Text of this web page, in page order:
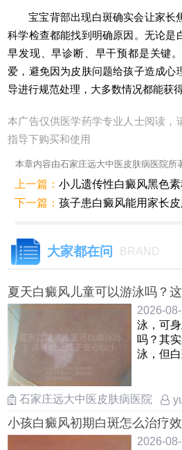
宝宝背部出现白斑确实会让家长
科学检查都能找到明确原因。无论是
早发现、早诊断、早干预都是关键
爱，避免因为皮肤问题给孩子造成心
导进行规范处理，大多数情况都能获
本广告仅供医学药学专业人士阅读，
指导下购买和使用
本章内容由石家庄远大中医皮肤病医院所
上一篇：小儿遗传性白癜风黑色
下一篇：孩子患白癜风能用家长
大家都在问 BRAND
夏天白癜风儿童可以游泳吗？
2026-
泳，可
吗？其
泳，但
石家庄远大中医皮肤病医院
小孩白癜风初期白斑怎么治疗
2026-